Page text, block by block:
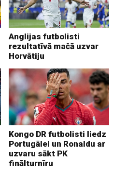
Anglijas futbolisti
rezultatīvā mačā uzvar
Horvātiju
Kongo DR futbolisti liedz
Portugālei un Ronaldu ar
uzvaru sākt PK
finālturnīru